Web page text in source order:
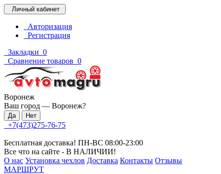
Личный кабинет
Авторизация
Регистрация
Закладки 0
Сравнение товаров 0
Воронеж
Ваш город — Воронеж?
+7(473)275-76-75
Бесплатная доставка! ПН-ВС 08:00-23:00
Все что на сайте - В НАЛИЧИИ!
О нас Установка чехлов Доставка Контакты Отзывы
МАРШРУТ